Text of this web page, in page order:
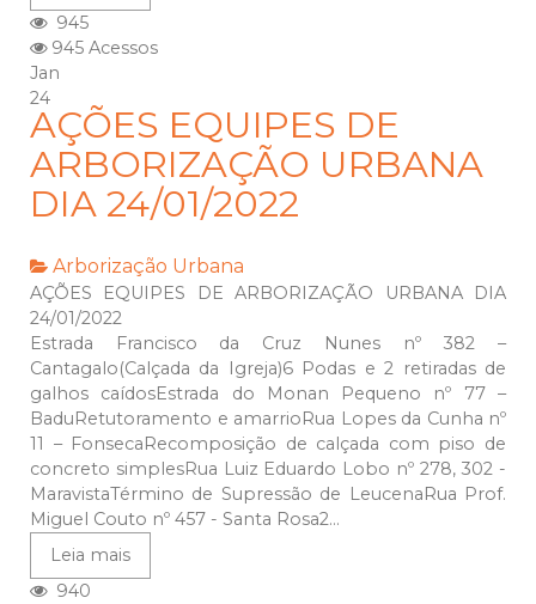
945
945 Acessos
Jan
24
AÇÕES EQUIPES DE
ARBORIZAÇÃO URBANA
DIA 24/01/2022
Arborização Urbana
AÇÕES EQUIPES DE ARBORIZAÇÃO URBANA DIA
24/01/2022
Estrada Francisco da Cruz Nunes nº 382 –
Cantagalo(Calçada da Igreja)6 Podas e 2 retiradas de
galhos caídosEstrada do Monan Pequeno nº 77 –
BaduRetutoramento e amarrioRua Lopes da Cunha nº
11 – FonsecaRecomposição de calçada com piso de
concreto simplesRua Luiz Eduardo Lobo nº 278, 302 -
MaravistaTérmino de Supressão de LeucenaRua Prof.
Miguel Couto nº 457 - Santa Rosa2...
Leia mais
940